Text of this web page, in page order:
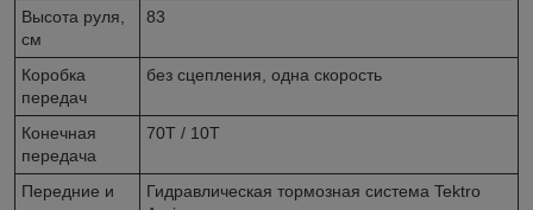
Высота руля,
см
83
Коробка
передач
без сцепления, одна скорость
Конечная
передача
70T / 10T
Передние и
Гидравлическая тормозная система Tektro